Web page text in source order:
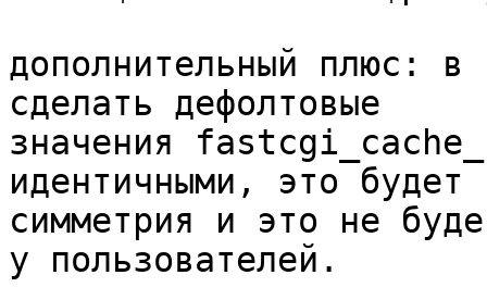
дополнительный плюс: в
сделать дефолтовые
значения
идентичными, это будет
симметрия и это не
у пользователей.